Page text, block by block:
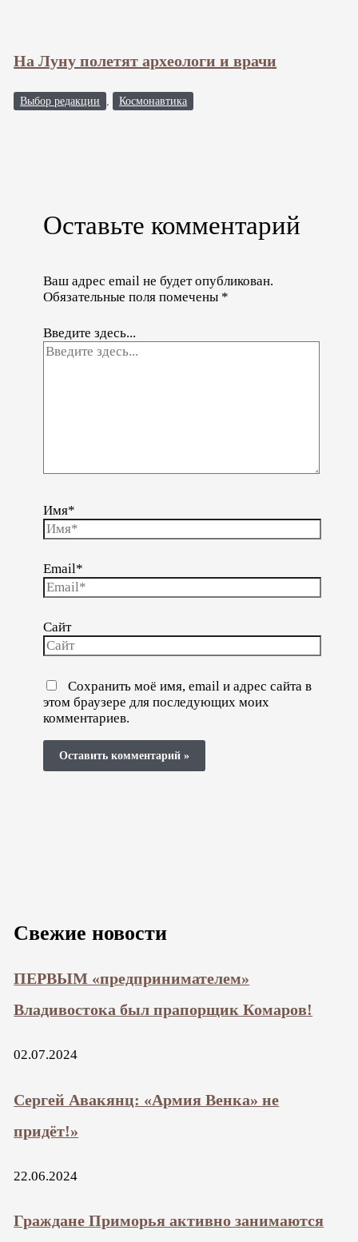
На Луну полетят археологи и врачи
Выбор редакции Космонавтика
Оставьте комментарий
Ваш адрес email не будет опубликован.
Обязательные поля помечены *
Введите здесь...
Имя*
Email*
Сайт
Сохранить моё имя, email и адрес сайта в
этом браузере для последующих моих
комментариев.
Свежие новости
ПЕРВЫМ «предпринимателем»
Владивостока был прапорщик Комаров!
02.07.2024
Сергей Авакянц: «Армия Венка» не
придёт!»
22.06.2024
Граждане Приморья активно занимаются